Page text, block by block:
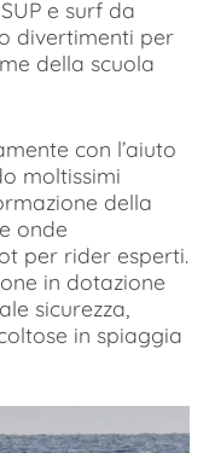
e surf da
divertimenti per
della scuola
con l’aiuto
moltissimi
della
onde
per rider esperti.
in dotazione
sicurezza,
in spiaggia